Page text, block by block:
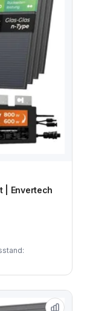
| Envertech